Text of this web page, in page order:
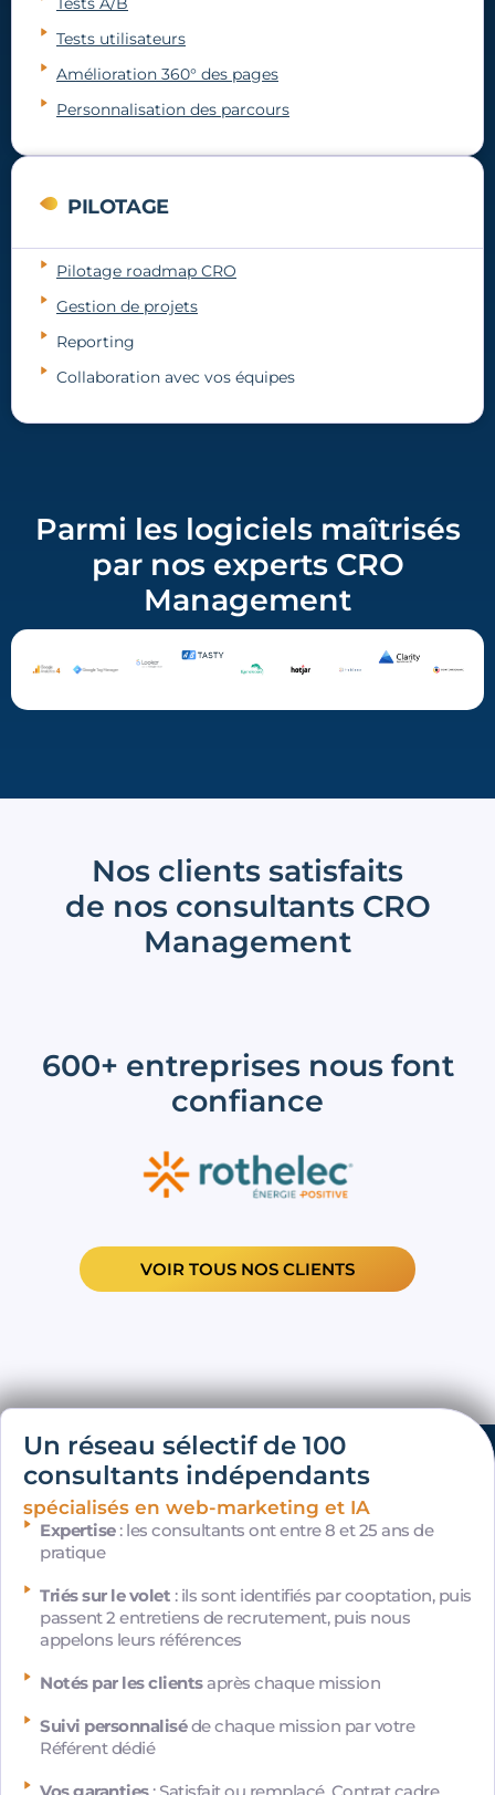
Tests utilisateurs
Amélioration 360° des pages
Personnalisation des parcours
PILOTAGE
Pilotage roadmap CRO
Gestion de projets
Reporting
Collaboration avec vos équipes
Parmi les logiciels maîtrisés
par nos experts CRO
Management
Nos clients satisfaits
de nos consultants CRO
Management
600+ entreprises nous font
confiance
VOIR TOUS NOS CLIENTS
Un réseau sélectif de 100
consultants indépendants
spécialisés en web-marketing et IA
Expertise: les consultants ont entre 8 et 25 ans de
pratique
Triés sur le volet : ils sont identifiés par cooptation, puis
passent 2 entretiens de recrutement, puis nous
appelons leurs références
Notés par les clientsaprès chaque mission
Suivi personnaliséde chaque mission par votre
Référent dédié